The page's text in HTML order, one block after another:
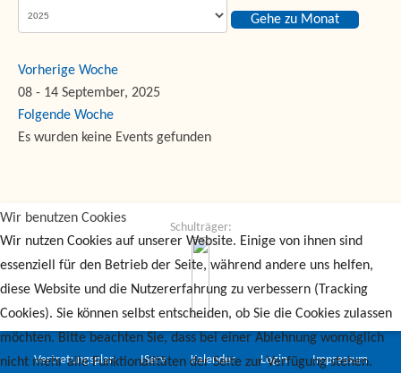
Gehe zu Monat
Vorherige Woche
08 - 14 September, 2025
Folgende Woche
Es wurden keine Events gefunden
Schulträger:
Vertretungsplan IServ Kalender Login Impressum
Wir benutzen Cookies
Wir nutzen Cookies auf unserer Website. Einige von ihnen sind
essenziell für den Betrieb der Seite, während andere uns helfen,
diese Website und die Nutzererfahrung zu verbessern (Tracking
Cookies). Sie können selbst entscheiden, ob Sie die Cookies zulassen
möchten. Bitte beachten Sie, dass bei einer Ablehnung womöglich
nicht mehr alle Funktionalitäten der Seite zur Verfügung stehen.